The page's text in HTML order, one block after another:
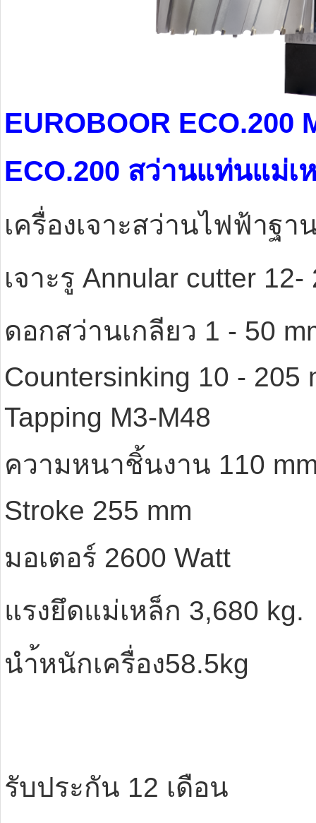
EUROBOOR ECO.200
ECO.200 สว่านแท่นแม่เ
เครื่องเจาะสว่านไฟฟ้าฐ
เจาะรู Annular cutter 12-
ดอกสว่านเกลียว 1 - 50
Countersinking 10 - 205
Tapping M3-M48
ความหนาชิ้นงาน 110
Stroke 255 mm
มอเตอร์ 2600 Watt
แรงยึดแม่เหล็ก 3,680 kg.
นำ้หนักเครื่อง58.5kg
รับประกัน 12 เดือน